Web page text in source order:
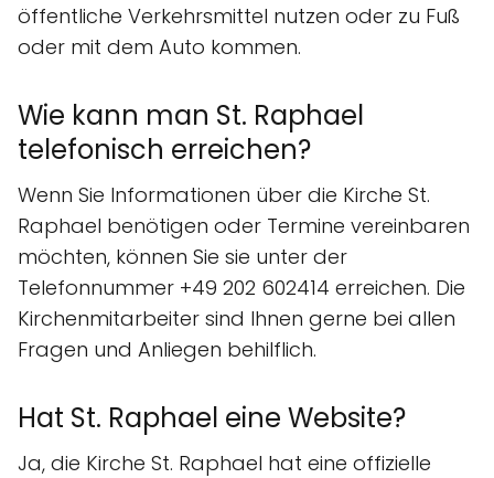
öffentliche Verkehrsmittel nutzen oder zu Fuß
oder mit dem Auto kommen.
Wie kann man St. Raphael
telefonisch erreichen?
Wenn Sie Informationen über die Kirche St.
Raphael benötigen oder Termine vereinbaren
möchten, können Sie sie unter der
Telefonnummer +49 202 602414 erreichen. Die
Kirchenmitarbeiter sind Ihnen gerne bei allen
Fragen und Anliegen behilflich.
Hat St. Raphael eine Website?
Ja, die Kirche St. Raphael hat eine offizielle